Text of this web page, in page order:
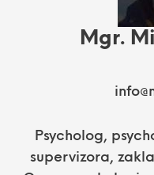
Mgr.
Psycholog,
supervizora,